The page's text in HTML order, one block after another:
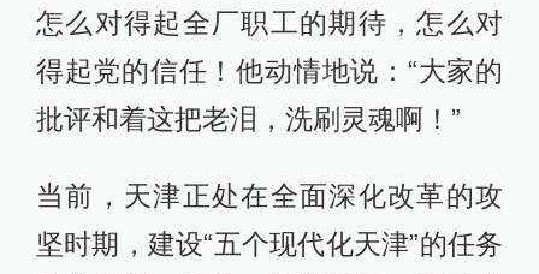
怎么对得起全厂职工的期待，怎么对
得起党的信任！他动情地说：“大家的
批评和着这把老泪，洗刷灵魂啊！”
当前，天津正处在全面深化改革的攻
坚时期，建设“五个现代化天津”的任务